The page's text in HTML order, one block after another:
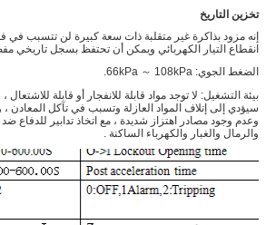
تخزين التاريخ
إنه مزود بذاكرة غير متقلبة ذات سعة كبيرة لن تتسبب في
انقطاع التيار الكهربائي ويمكن أن تحتفظ بسجل تاريخي
الضغط الجوي: 66kPa ～ 108kPa.
بيئة التشغيل: لا توجد مواد قابلة للانفجار أو قابلة
سيؤدي إلى إتلاف المواد العازلة وتسبب في تآكل
وعدم وجود مصادر اهتزاز شديدة ، مع اتخاذ تدابير للدفاع ضد
والرمال والغبار والكهرباء الساكنة .